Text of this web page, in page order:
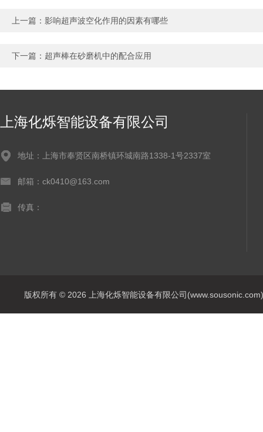
上一篇： 影响超声波空化作用的因素有哪些
下一篇： 超声棒在砂磨机中的配合应用
上海化烁智能设备有限公司
地址：上海市奉贤区南桥镇环城南路1338-1号2337室
邮箱：ck0410@163.com
传真：
版权所有 © 2026 上海化烁智能设备有限公司